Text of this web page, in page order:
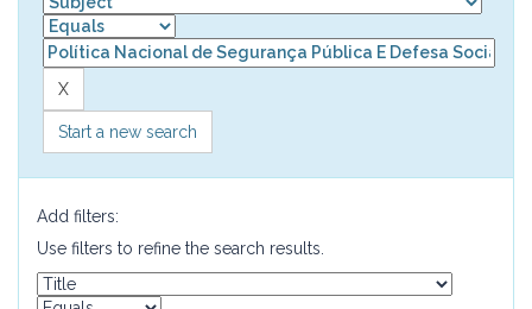
Start a new search
Add filters:
Use filters to refine the search results.